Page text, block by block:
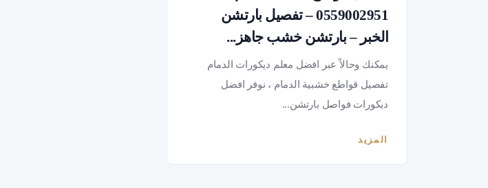
0559002951 – تفصيل بارتشن
الخبر – بارتشن خشب جاهز...
يمكنك وحالاً عبر افضل معلم ديكورات الدمام
تفصيل قواطع خشبية الدمام ، نوفر افضل
ديكورات فواصل بارتشن...
المزيد